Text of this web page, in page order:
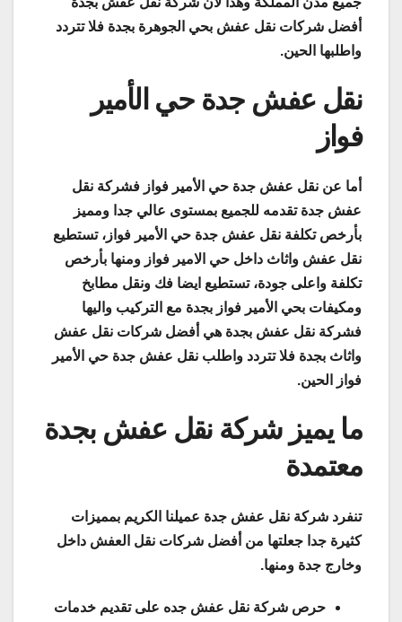
أفضل شركات نقل عفش بحي الجوهرة بجدة فلا تتردد
واطلبها الحين.
نقل عفش جدة حي الأمير
فواز
أما عن نقل عفش جدة حي الأمير فواز فشركة نقل
عفش جدة تقدمه للجميع بمستوى عالي جدا ومميز
بأرخص تكلفة نقل عفش جدة حي الأمير فواز، تستطيع
نقل عفش واثاث داخل حي الامير فواز ومنها بأرخص
تكلفة واعلى جودة، تستطيع ايضا فك ونقل مطابخ
ومكيفات بحي الأمير فواز بجدة مع التركيب واليها
فشركة نقل عفش بجدة هي أفضل شركات نقل عفش
واثاث بجدة فلا تتردد واطلب نقل عفش جدة حي الأمير
فواز الحين.
ما يميز شركة نقل عفش بجدة
معتمدة
تنفرد شركة نقل عفش جدة عميلنا الكريم بمميزات
كثيرة جدا جعلتها من أفضل شركات نقل العفش داخل
وخارج جدة ومنها.
حرص شركة نقل عفش جده على تقديم خدمات